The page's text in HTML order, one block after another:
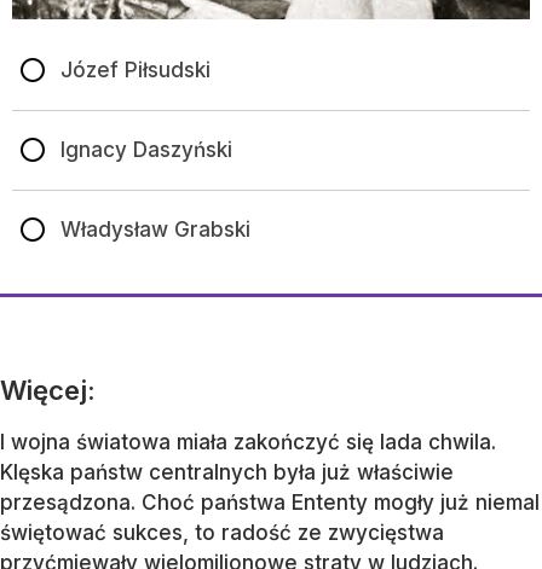
Józef Piłsudski
Ignacy Daszyński
Władysław Grabski
Więcej:
I wojna światowa miała zakończyć się lada chwila.
Klęska państw centralnych była już właściwie
przesądzona. Choć państwa Ententy mogły już niemal
świętować sukces, to radość ze zwycięstwa
przyćmiewały wielomilionowe straty w ludziach.